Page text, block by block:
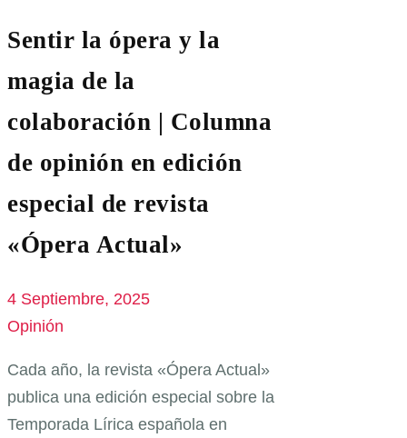
Sentir la ópera y la
magia de la
colaboración | Columna
de opinión en edición
especial de revista
«Ópera Actual»
4 Septiembre, 2025
Opinión
Cada año, la revista «Ópera Actual»
publica una edición especial sobre la
Temporada Lírica española en